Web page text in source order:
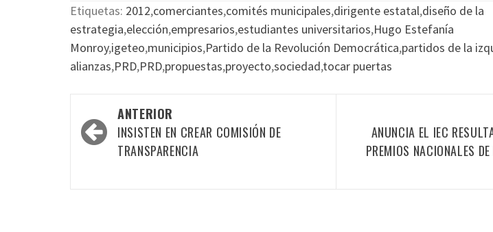
Etiquetas: 2012,comerciantes,comités municipales,dirigente estatal,diseño de la
estrategia,elección,empresarios,estudiantes universitarios,Hugo Estefanía
Monroy,igeteo,municipios,Partido de la Revolución Democrática,partidos de la
alianzas,PRD,PRD,propuestas,proyecto,sociedad,tocar puertas
Navegación
por
ANTERIOR
INSISTEN EN CREAR COMISIÓN DE
TRANSPARENCIA
ANUNCIA EL IEC
PREMIOS NACIONALES